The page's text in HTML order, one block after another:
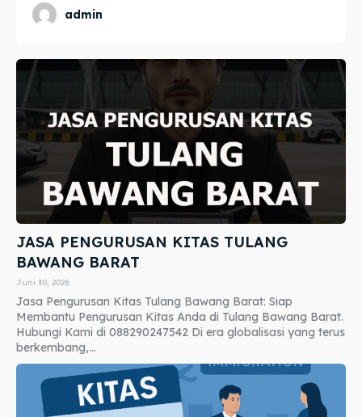
admin
JASA PENGURUSAN KITAS TULANG
BAWANG BARAT
Juni 30, 2026
Jasa Pengurusan Kitas Tulang Bawang Barat: Siap
Membantu Pengurusan Kitas Anda di Tulang Bawang Barat.
Hubungi Kami di 088290247542 Di era globalisasi yang terus
berkembang,...